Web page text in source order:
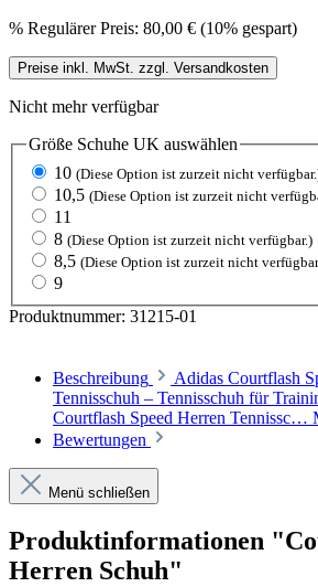
% Regulärer Preis: 80,00 € (10% gespart)
Preise inkl. MwSt. zzgl. Versandkosten
Nicht mehr verfügbar
Größe Schuhe UK auswählen
10 (Diese Option ist zurzeit nicht
10,5 (Diese Option ist zurzeit nicht
11
8 (Diese Option ist zurzeit nicht verfügbar.)
8,5 (Diese Option ist zurzeit nicht
9
Produktnummer: 31215-01
Beschreibung
Adidas Courtflash
Tennisschuh – Tennisschuh für
Courtflash Speed Herren Tennissc…
Bewertungen
Menü schließen
Produktinformationen
Herren Schuh"